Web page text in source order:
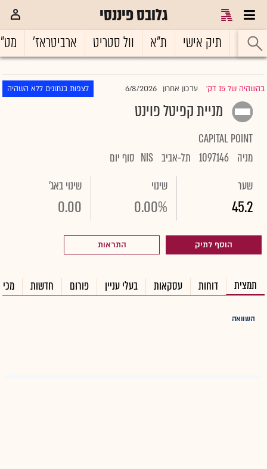
גלובס פיננסי
ראשי תיק אישי ת"א וול סטריט ארביטראז'
בהשהיה של 15 דק' |עדכון אחרון 6/8/2026 לצפות בנתונים ללא השהיה
מניית קפיטל פוינט
CAPITAL POINT
מניה 1097146 תל-אביב NIS סוף יום
שער
45.2
שינוי
0.00%
שינוי באג'
0.00
הוסף לתיק התראות
תמצית דוחות עסקאות בעלי עניין פורום חדשות
השוואה